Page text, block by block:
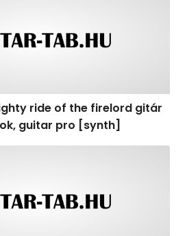
ride of the firelord gitár
guitar pro [synth]